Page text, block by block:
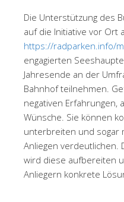
Die Unterstützung des
auf die Initiative vor Ort
https://radparken.info/
engagierten
Jahresende an der
Bahnhof teilnehmen.
negativen Erfahrungen,
Wünsche. Sie können
unterbreiten und sogar
Anliegen verdeutlichen.
wird diese aufbereiten
Anliegern konkrete